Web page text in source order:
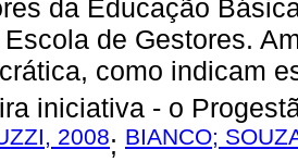
da Educação
de Gestores.
como indicam
iniciativa - o
2008; BIANCO;